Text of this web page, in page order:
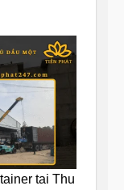
tai Thu